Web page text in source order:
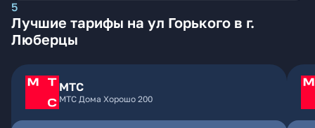
5
Лучшие тарифы на ул Горького в г.
Люберцы
МТС
МТС Дома Хорошо 200